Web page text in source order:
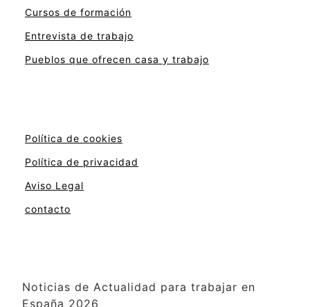
Cursos de formación
Entrevista de trabajo
Pueblos que ofrecen casa y trabajo
Política de cookies
Política de privacidad
Aviso Legal
contacto
Noticias de Actualidad para trabajar en
España 2026